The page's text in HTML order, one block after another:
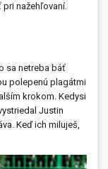
nažehľovaní.
sa netreba báť
polepenú plagátmi
krokom. Kedysi
Justin
Keď ich miluješ,